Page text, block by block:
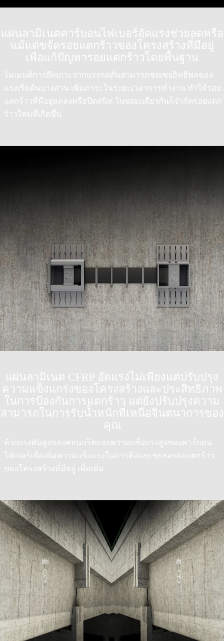
แผ่นลามิเนตคาร์บอนไฟเบอร์อัดแรงช่วยลดหรือ
แม้แต่ขจัดรอยแตกร้าวของโครงสร้างที่มีอยู่
เพื่อแก้ปัญหารอยแตกร้าวโดยพื้นฐาน
โมเมนต์การยึดเกาะจากแรงกดดันสามารถชดเชยอิทธิพลของ
แรงเริ่มต้นบางส่วน เพิ่มภาระในระยะเวลาการทำงาน ทำให้รอย
แตกร้าวที่มีอยู่ลดลงหรือปิดสนิท ในขณะเดียวกันก็จำกัดรอยแตก
ร้าวใหม่ที่เกิดขึ้น
แผ่นลามิเนต CFRP อัดแรงไม่เพียงแต่ปรับปรุง
ความแข็งแกร่งของโครงสร้างและประสิทธิภาพ
ในการป้องกันการแตกร้าว แต่ยังปรับปรุงความ
สามารถในการรับน้ำหนักที่เหนือจินตนาการของ
คุณ
ด้วยแรงดันสูงของคอนกรีตและความแข็งแรงสูงของคาร์บอน
ไฟเบอร์เพื่อเพิ่มความแข็งแรงในการดึงและชะลอรอยแตกร้าว
ของโครงสร้างที่มีอยู่ เพื่อเพิ่ม